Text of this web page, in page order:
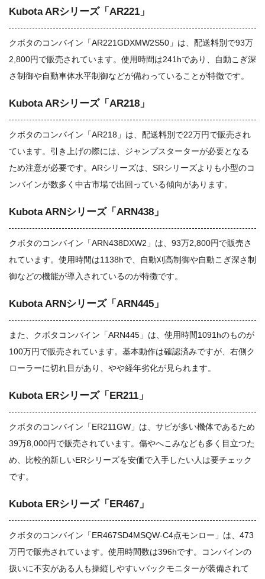
Kubota ARシリーズ「AR221」
クボタのコンバイン「AR221GDXMW2S50」は、配送料別で93万
2,800円で販売されています。使用時間は241hであり、自動こぎ深
さ制御や自動車体水平制御などが備わっていることが特徴です。
Kubota ARシリーズ「AR218」
クボタのコンバイン「AR218」は、配送料別で22万円で販売され
ています。引き上げの際には、ジャンプスターターが必要となる
ため注意が必要です。ARシリーズは、SRシリーズよりも小型のコ
ンバインが数多く中古市場で出回っている傾向があります。
Kubota ARNシリーズ「ARN438」
クボタのコンバイン「ARN438DXW2」は、93万2,800円で販売さ
れています。使用時間は1138hで、自動刈高制御や自動こぎ深さ制
御などの機能が導入されているのが特徴です。
Kubota ARNシリーズ「ARN445」
また、クボタコンバイン「ARN445」は、使用時間1091hのものが
100万円で販売されています。基本動作は確認済みですが、右側ク
ローラーに切れ目があり、やや経年劣化が見られます。
Kubota ERシリーズ「ER211」
クボタのコンバイン「ER211GW」は、サビが多い機体であるため
39万8,000円で販売されています。傷やへこみなども多く目立つた
め、比較的新しいERシリーズを安価で入手したい人は要チェック
です。
Kubota ERシリーズ「ER467」
クボタのコンバイン「ER467SD4MSQW-C4点モンロー」は、473
万円で販売されています。使用時間数は396hです。コンバインの
扱いに不安がある人も操縦しやすいバックモニターが装備されて